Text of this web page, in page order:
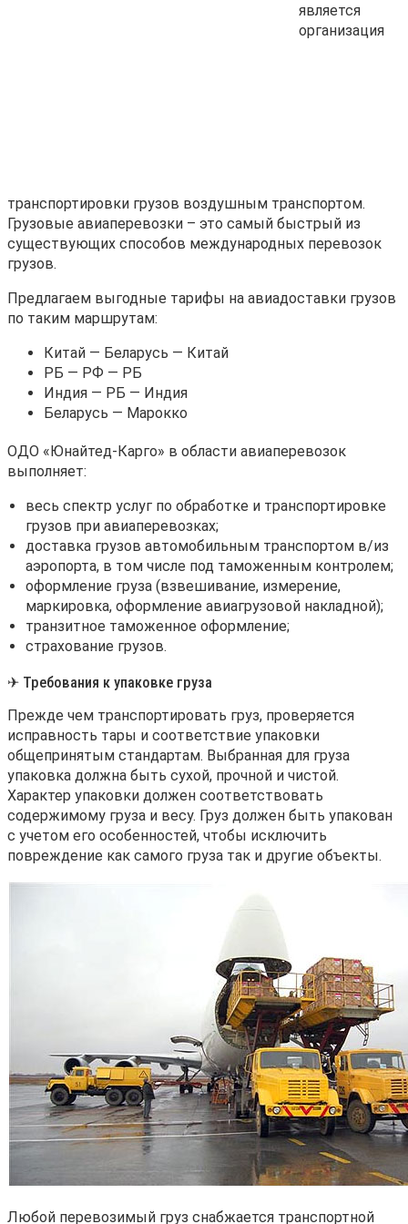
является
организация
транспортировки грузов воздушным транспортом.
Грузовые авиаперевозки – это самый быстрый из
существующих способов международных перевозок
грузов.
Предлагаем выгодные тарифы на авиадоставки грузов
по таким маршрутам:
Китай — Беларусь — Китай
РБ — РФ — РБ
Индия — РБ — Индия
Беларусь — Марокко
ОДО «Юнайтед-Карго» в области авиаперевозок
выполняет:
весь спектр услуг по обработке и транспортировке
грузов при авиаперевозках;
доставка грузов автомобильным транспортом в/из
аэропорта, в том числе под таможенным контролем;
оформление груза (взвешивание, измерение,
маркировка, оформление авиагрузовой накладной);
транзитное таможенное оформление;
страхование грузов.
✈ Требования к упаковке груза
Прежде чем транспортировать груз, проверяется
исправность тары и соответствие упаковки
общепринятым стандартам. Выбранная для груза
упаковка должна быть сухой, прочной и чистой.
Характер упаковки должен соответствовать
содержимому груза и весу. Груз должен быть упакован
с учетом его особенностей, чтобы исключить
повреждение как самого груза так и другие объекты.
Любой перевозимый груз снабжается транспортной